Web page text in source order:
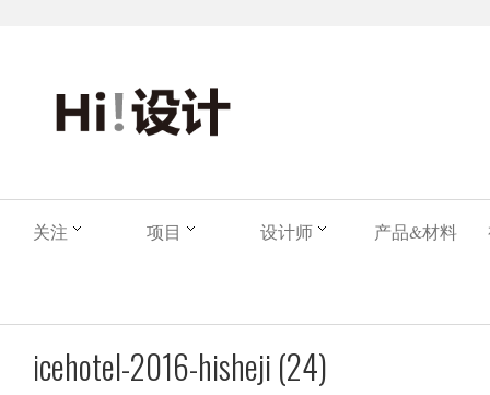
关注 项目 设计师 产品&材料
icehotel-2016-hisheji (24)